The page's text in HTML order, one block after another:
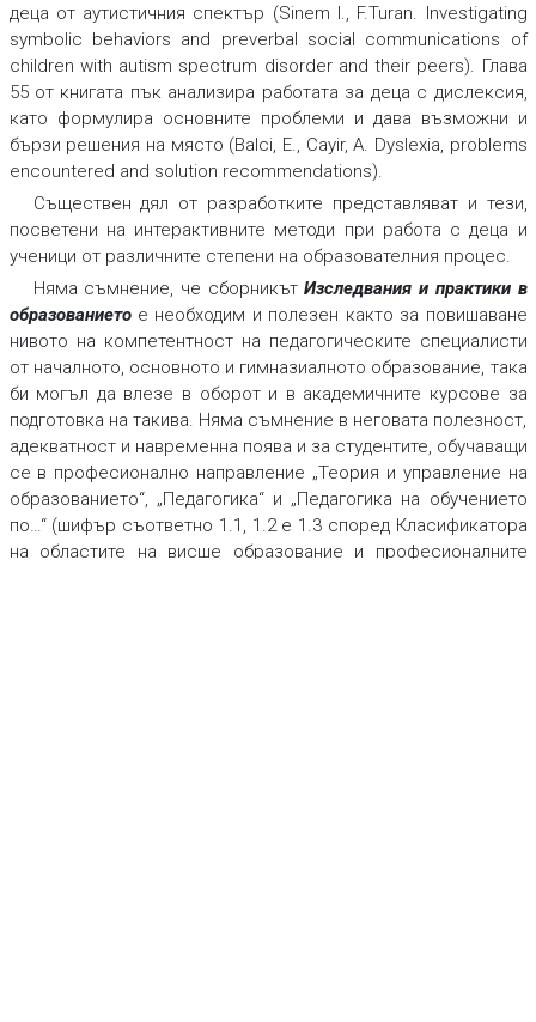
деца от аутистичния спектър (Sinem I., F.Turan. Investigating
symbolic behaviors and preverbal social communications of
children with autism spectrum disorder and their peers). Глава
55 от книгата пък анализира работата за деца с дислексия,
като формулира основните проблеми и дава възможни и
бързи решения на място (Balci, E., Cayir, A. Dyslexia, problems
encountered and solution recommendations).
Съществен дял от разработките представляват и тези,
посветени на интерактивните методи при работа с деца и
ученици от различните степени на образователния процес.
Няма съмнение, че сборникътИзследвания и практики в
образованието е необходим и полезен както за повишаване
нивото на компетентност на педагогическите специалисти
от началното, основното и гимназиалното образование, така
би могъл да влезе в оборот и в академичните курсове за
подготовка на такива. Няма съмнение в неговата полезност,
адекватност и навременна поява и за студентите, обучаващи
се в професионално направление „Теория и управление на
образованието“, „Педагогика“ и „Педагогика на обучението
по…“ (шифър съответно 1.1, 1.2 е 1.3 според Класификатора
на областите на висше образование и професионалните